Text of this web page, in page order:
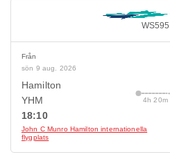
WS595
Från
sön 9 aug. 2026
Hamilton
YHM
18:10
John C Munro Hamilton internationella
flygplats
4h 20m